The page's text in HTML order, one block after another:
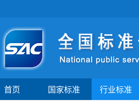
首页 国家标准 行业标准